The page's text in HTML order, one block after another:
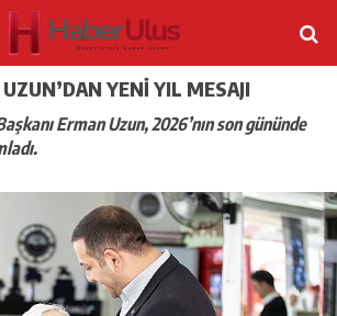
YENI YIL MESAJI
Erman Uzun, 2026’nın son gününde